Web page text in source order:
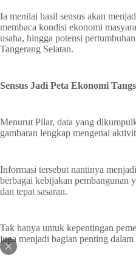
Ia menilai hasil sensus akan
membaca kondisi ekonomi
usaha, hingga potensi
Tangerang Selatan.
Sensus Jadi Peta Ekonomi
Menurut Pilar, data yang
gambaran lengkap mengenai
Informasi tersebut nantinya
berbagai kebijakan pembangunan
dan tepat sasaran.
Tak hanya untuk kepentingan
juga menjadi bagian penting
ekonomi nasional.